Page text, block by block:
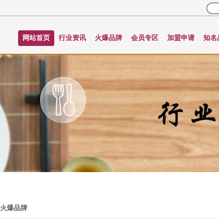
网站首页 行业资讯 火爆品牌 会员专区 加盟申请 知名
火爆品牌